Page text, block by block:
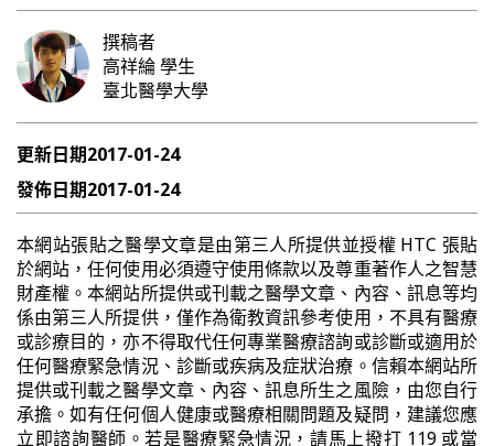
撰稿者
高祥綸學生
臺北醫學大學
更新日期2017-01-24
發佈日期2017-01-24
本網站張貼之醫學文章是由第三人所提供並授權 HTC 張貼
於網站，任何使用必須遵守使用條款以及尊重著作人之智慧
財產權。本網站所提供或刊載之醫學文章、內容、訊息等均
係由第三人所提供，僅作為衛教資訊參考使用，不具有醫療
或診療目的，亦不得取代任何專業醫療諮詢或診斷或適用於
任何醫療緊急情況、診斷或疾病及症狀治療。信賴本網站所
提供或刊載之醫學文章、內容、訊息所生之風險，由您自行
承擔。如有任何個人健康或醫療相關問題及疑問，建議您應
立即諮詢醫師。若是醫療緊急情況，請馬上撥打 119 或當